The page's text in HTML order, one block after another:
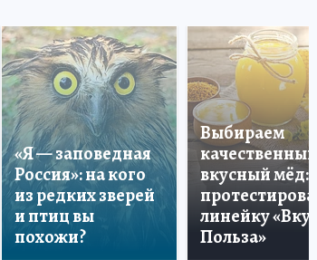
«Я — заповедная
Россия»: на кого
из редких зверей
и птиц вы
похожи?
Выбираем
качественный
вкусный мёд:
линейку «Вкус
Польза»